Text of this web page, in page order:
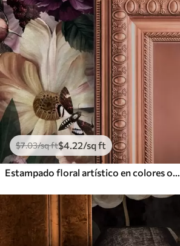
$7.03/sq ft$4.22/sq ft
Estampado floral artístico en colores oscuros